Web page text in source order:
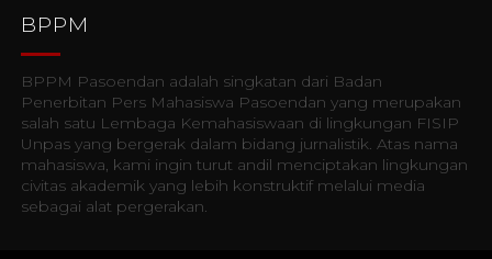
BPPM
BPPM Pasoendan adalah singkatan dari Badan
Penerbitan Pers Mahasiswa Pasoendan yang merupakan
salah satu Lembaga Kemahasiswaan di lingkungan FISIP
Unpas yang bergerak dalam bidang jurnalistik. Atas nama
mahasiswa, kami ingin turut andil menciptakan lingkungan
civitas akademik yang lebih konstruktif melalui media
sebagai alat pergerakan.